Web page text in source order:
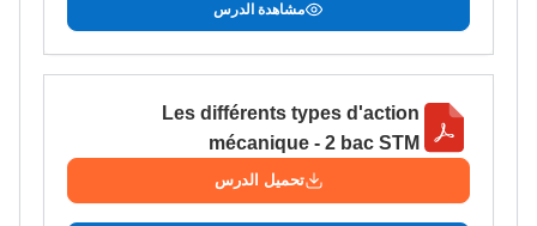
Ki Derti Liha
باش تقدر تساعد الناس
يلقاو التوازن من الدّاخل
ومن الخارج، بشرى
مشاهدة الدرس
Les différents types d'action
mécanique - 2 bac STM
تحميل الدرس